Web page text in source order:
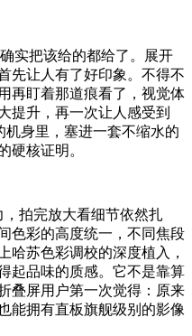
实把该给的都给了。展开
先让人有了好印象。不得不
再盯着那道痕看了，视觉体
提升，再一次让人感受到
机身里，塞进一套不缩水的
硬核证明。
拍完放大看细节依然扎
色彩的高度统一，不同焦段
哈苏色彩调校的深度植入，
起品味的质感。它不是靠算
叠屏用户第一次觉得：原来
能拥有直板旗舰级别的影像